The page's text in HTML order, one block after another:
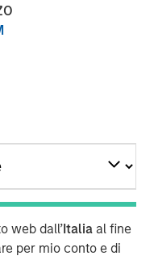
web dall’Italia al fine
per mio conto e di
Morgan Stanley
has increased its
Common Equity of
Star). MSIP, a $4
governance
and
for several major U.S.